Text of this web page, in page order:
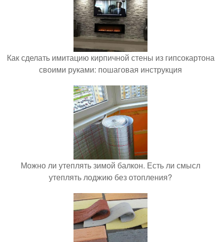
Как сделать имитацию кирпичной стены из гипсокартона
своими руками: пошаговая инструкция
Можно ли утеплять зимой балкон. Есть ли смысл
утеплять лоджию без отопления?